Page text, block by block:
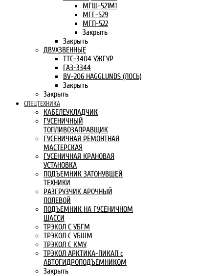
МГШ-521М1
МГГ-529
МГП-522
Закрыть
Закрыть
ДВУХЗВЕННЫЕ
ТТС-3404 УЖГУР
ГАЗ-3344
BV-206 HAGGLUNDS (ЛОСЬ)
Закрыть
Закрыть
СПЕЦТЕХНИКА
КАБЕЛЕУКЛАДЧИК
ГУСЕНИЧНЫЙ
ТОПЛИВОЗАПРАВЩИК
ГУСЕНИЧНАЯ РЕМОНТНАЯ
МАСТЕРСКАЯ
ГУСЕНИЧНАЯ КРАНОВАЯ
УСТАНОВКА
ПОДЪЕМНИК ЗАТОНУВШЕЙ
ТЕХНИКИ
РАЗГРУЗЧИК АРОЧНЫЙ
ПОЛЕВОЙ
ПОДЪЕМНИК НА ГУСЕНИЧНОМ
ШАССИ
ТРЭКОЛ С УБГМ
ТРЭКОЛ С УБШМ
ТРЭКОЛ С КМУ
ТРЭКОЛ АРКТИКА-ПИКАП с
АВТОГИДРОПОДЪЕМНИКОМ
Закрыть